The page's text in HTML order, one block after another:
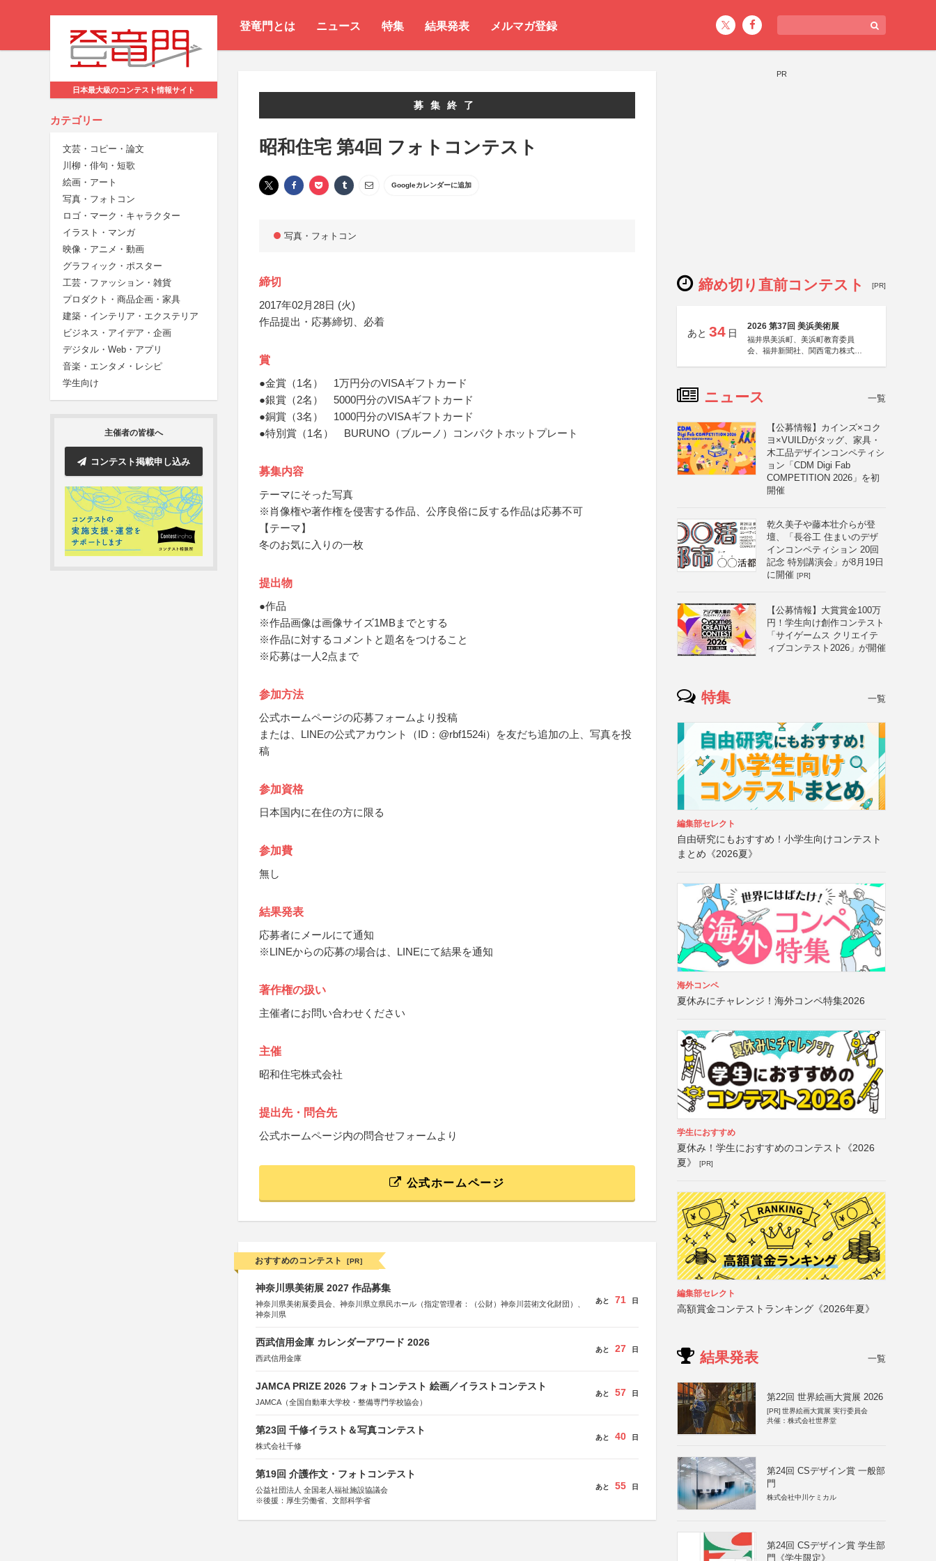
登竜門とは ニュース 特集 結果発表 メルマガ登録
日本最大級のコンテスト情報サイト
カテゴリー
文芸・コピー・論文
川柳・俳句・短歌
絵画・アート
写真・フォトコン
ロゴ・マーク・キャラクター
イラスト・マンガ
映像・アニメ・動画
グラフィック・ポスター
工芸・ファッション・雑貨
プロダクト・商品企画・家具
建築・インテリア・エクステリア
ビジネス・アイデア・企画
デジタル・Web・アプリ
音楽・エンタメ・レシピ
学生向け
主催者の皆様へ
コンテスト掲載申し込み
募集終了
昭和住宅 第4回 フォトコンテスト
Googleカレンダーに追加
写真・フォトコン
締切
2017年02月28日 (火)
作品提出・応募締切、必着
賞
●金賞（1名） 1万円分のVISAギフトカード
●銀賞（2名） 5000円分のVISAギフトカード
●銅賞（3名） 1000円分のVISAギフトカード
●特別賞（1名） BURUNO（ブルーノ）コンパクトホットプレート
募集内容
テーマにそった写真
※肖像権や著作権を侵害する作品、公序良俗に反する作品は応募不可
【テーマ】
冬のお気に入りの一枚
提出物
●作品
※作品画像は画像サイズ1MBまでとする
※作品に対するコメントと題名をつけること
※応募は一人2点まで
参加方法
公式ホームページの応募フォームより投稿
または、LINEの公式アカウント（ID：@rbf1524i）を友だち追加の上、写真を投
稿
参加資格
日本国内に在住の方に限る
参加費
無し
結果発表
応募者にメールにて通知
※LINEからの応募の場合は、LINEにて結果を通知
著作権の扱い
主催者にお問い合わせください
主催
昭和住宅株式会社
提出先・問合先
公式ホームページ内の問合せフォームより
公式ホームページ
おすすめのコンテスト [PR]
神奈川県美術展 2027 作品募集
神奈川県美術展委員会、神奈川県立県民ホール（指定管理者：（公財）神奈川芸術文化財団）、
神奈川県
あと 71 日
西武信用金庫 カレンダーアワード 2026
西武信用金庫
あと 27 日
JAMCA PRIZE 2026 フォトコンテスト 絵画／イラストコンテスト
JAMCA（全国自動車大学校・整備専門学校協会）
あと 57 日
第23回 千修イラスト＆写真コンテスト
株式会社千修
あと 40 日
第19回 介護作文・フォトコンテスト
公益社団法人 全国老人福祉施設協議会
※後援：厚生労働省、文部科学省
あと 55 日
PR
締め切り直前コンテスト [PR]
あと 34 日
2026 第37回 美浜美術展
福井県美浜町、美浜町教育委員
会、福井新聞社、関西電力株式会
ニュース 一覧
【公募情報】カインズ×コク
ヨ×VUILDがタッグ、家具・
木工品デザインコンペティシ
ョン「CDM Digi Fab
COMPETITION 2026」を初
開催
乾久美子や藤本壮介らが登
壇、「長谷工 住まいのデザ
インコンペティション 20回
記念 特別講演会」が8月19日
に開催 [PR]
【公募情報】大賞賞金100万
円！学生向け創作コンテスト
「サイゲームス クリエイテ
ィブコンテスト2026」が開催
特集 一覧
編集部セレクト
自由研究にもおすすめ！小学生向けコンテスト
まとめ《2026夏》
海外コンペ
夏休みにチャレンジ！海外コンペ特集2026
学生におすすめ
夏休み！学生におすすめのコンテスト《2026
夏》
[PR]
編集部セレクト
高額賞金コンテストランキング《2026年夏》
結果発表 一覧
第22回 世界絵画大賞展 2026
[PR] 世界絵画大賞展 実行委員会
共催：株式会社世界堂
第24回 CSデザイン賞 一般部
門
株式会社中川ケミカル
第24回 CSデザイン賞 学生部
門《学生限定》